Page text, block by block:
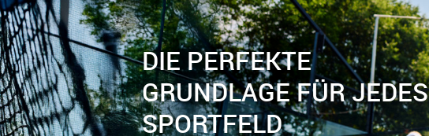
DIE PERFEKTE
GRUNDLAGE FÜR JEDES
SPORTFELD